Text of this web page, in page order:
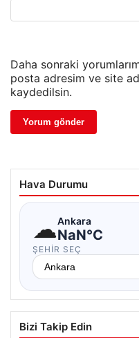
Daha sonraki
posta adresim ve site
kaydedilsin.
Hava Durumu
☁Ankara
NaN°C
ŞEHIR SEÇ
Bizi Takip Edin